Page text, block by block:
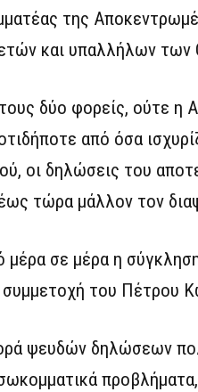
της
και υπαλλήλων των
δύο φορείς, ούτε η
από όσα
οι δηλώσεις του
τώρα μάλλον τον
μέρα σε μέρα η
του Πέτρου
ψευδών δηλώσεων